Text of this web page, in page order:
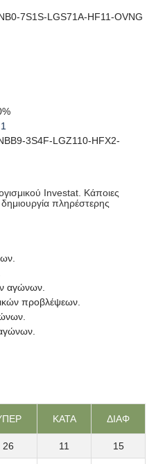
7S1S-LGS71A-HF11-OVNG
3S4F-LGZ110-HFX2-
Investat. Κάποιες
πληρέστερης
αγώνων.
προβλέψεων.
ΚΑΤΑ ΔΙΑΦ
26 11 15